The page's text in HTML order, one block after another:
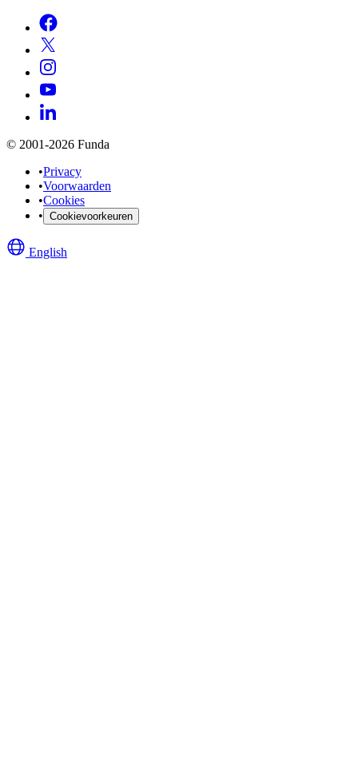
© 2001-2026 Funda
•Privacy
•Voorwaarden
•Cookies
• Cookievoorkeuren
English